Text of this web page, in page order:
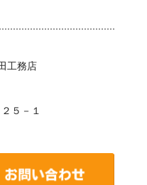
工務店
５－１